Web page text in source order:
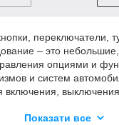
переключатели,
– это
опциями и
и систем
выключения
Показати все